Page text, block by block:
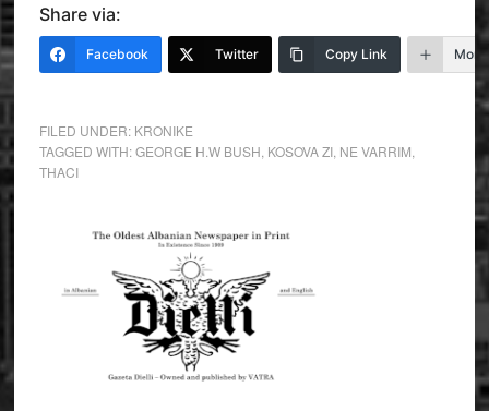
Share via:
Facebook Twitter Copy Link More
FILED UNDER: KRONIKE
TAGGED WITH:GEORGE H.W BUSH KOSOVA ZI, NE VARRIM
THACI